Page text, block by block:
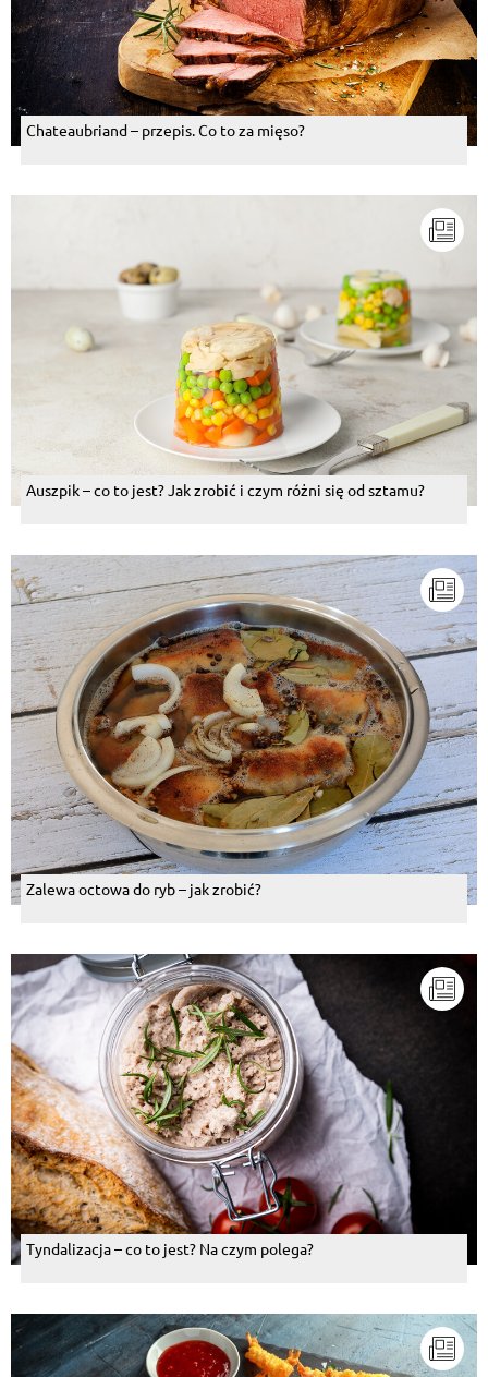
Chateaubriand – przepis. Co to za mięso?
Auszpik – co to jest? Jak zrobić i czym różni się od sztamu?
Zalewa octowa do ryb – jak zrobić?
Tyndalizacja – co to jest? Na czym polega?